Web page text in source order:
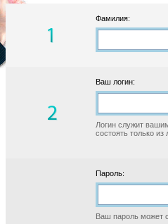
Фамилия:
Ваш логин:
Логин служит
состоять только
Пароль:
Ваш пароль может